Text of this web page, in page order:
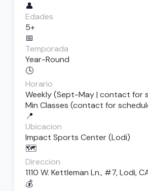
👤
Edades
5+
📅
Temporada
Year-Round
🕓
Horario
Weekly (Sept-May | contact for
Min Classes (contact for
📍
Ubicacion
Impact Sports Center (Lodi)
🗺️
Direccion
1110 W. Kettleman Ln., #7, Lodi,
💰